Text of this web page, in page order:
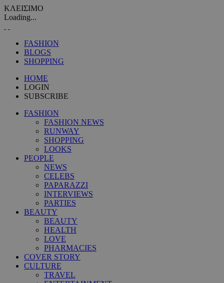
ΚΛΕΙΣΙΜΟ
Loading...
FASHION
BLOGS
SHOPPING
HOME
LOGIN
SUBSCRIBE
FASHION
FASHION NEWS
RUNWAY
SHOPPING
LOOKS
PEOPLE
NEWS
CELEBS
PAPARAZZI
INTERVIEWS
PARTIES
BEAUTY
BEAUTY
HEALTH
LOVE
PHARMACIES
COVER STORY
CULTURE
TRAVEL